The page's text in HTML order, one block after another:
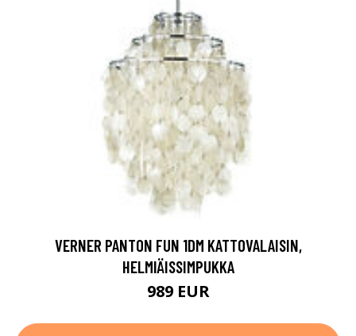
VERNER PANTON FUN 1DM KATTOVALAISIN,
HELMIÄISSIMPUKKA
989 EUR